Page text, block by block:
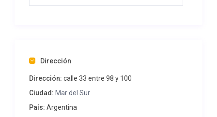
Dirección
Dirección: calle 33 entre 98 y 100
Ciudad: Mar del Sur
País: Argentina